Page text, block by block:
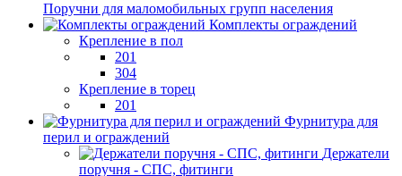
Поручни для маломобильных групп населения
Комплекты ограждений
Крепление в пол
201
304
Крепление в торец
201
Фурнитура для
перил и ограждений
Держатели
поручня - СПС, фитинги